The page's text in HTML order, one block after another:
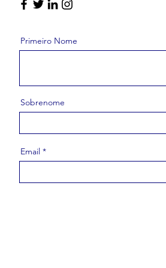
Primeiro Nome
Sobrenome
Email